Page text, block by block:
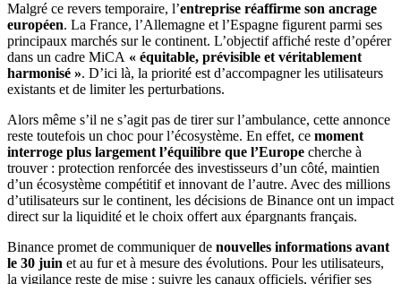
Malgré ce revers temporaire, l’entreprise réaffirme son ancrage
européen. La France, l’Allemagne et l’Espagne figurent parmi ses
principaux marchés sur le continent. L’objectif affiché reste d’opérer
dans un cadre MiCA « équitable, prévisible et véritablement
harmonisé ». D’ici là, la priorité est d’accompagner les utilisateurs
existants et de limiter les perturbations.
Alors même s’il ne s’agit pas de tirer sur l’ambulance, cette annonce
reste toutefois un choc pour l’écosystème. En effet, ce moment
interroge plus largement l’équilibre que l’Europe cherche à
trouver : protection renforcée des investisseurs d’un côté, maintien
d’un écosystème compétitif et innovant de l’autre. Avec des millions
d’utilisateurs sur le continent, les décisions de Binance ont un impact
direct sur la liquidité et le choix offert aux épargnants français.
Binance promet de communiquer de nouvelles informations avant
le 30 juin et au fur et à mesure des évolutions. Pour les utilisateurs,
la vigilance reste de mise : suivre les canaux officiels, vérifier ses